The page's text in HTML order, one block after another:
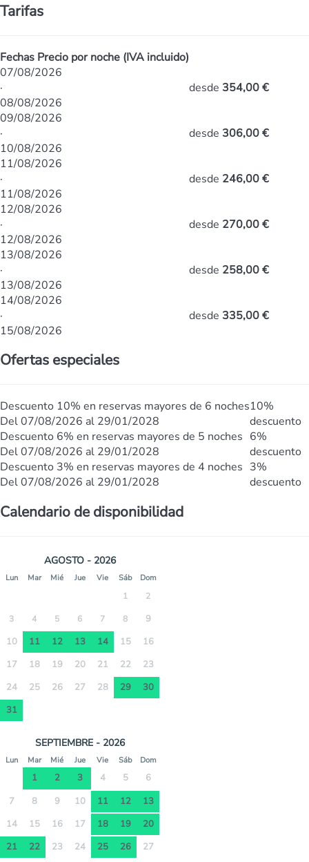
Tarifas
Fechas Precio por noche (IVA incluido)
07/08/2026
·
08/08/2026
desde 354,00 €
09/08/2026
·
10/08/2026
desde 306,00 €
11/08/2026
·
11/08/2026
desde 246,00 €
12/08/2026
·
12/08/2026
desde 270,00 €
13/08/2026
·
13/08/2026
desde 258,00 €
14/08/2026
·
15/08/2026
desde 335,00 €
Ofertas especiales
Descuento 10% en reservas mayores de 6 noches
Del 07/08/2026 al 29/01/2028
10%
descuento
Descuento 6% en reservas mayores de 5 noches
Del 07/08/2026 al 29/01/2028
6%
descuento
Descuento 3% en reservas mayores de 4 noches
Del 07/08/2026 al 29/01/2028
3%
descuento
Calendario de disponibilidad
AGOSTO - 2026
Lun Mar Mié Jue Vie Sáb Dom
1 2
3 4 5 6 7 8
9
10
11 12 13 14 15
16
17
18 19 20 21 22
23
24
25 26 27 28 29
30
31
SEPTIEMBRE - 2026
Lun Mar Mié Jue Vie Sáb Dom
1 2 3 4 5
6
7
8 9 10 11 12
13
14
15 16 17 18 19
20
21
22 23 24 25 26
27